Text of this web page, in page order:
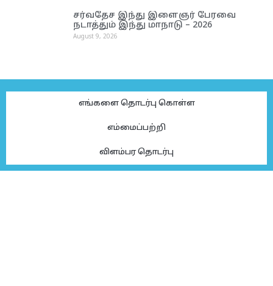
சர்வதேச இந்து இளைஞர் பேரவை
நடாத்தும் இந்து மாநாடு – 2026
August 9, 2026
எங்களை தொடர்பு கொள்ள
எம்மைப்பற்றி
விளம்பர தொடர்பு